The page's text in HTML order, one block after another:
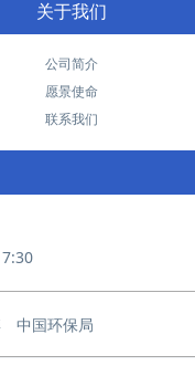
关于我们
公司简介
愿景使命
联系我们
中国环保局